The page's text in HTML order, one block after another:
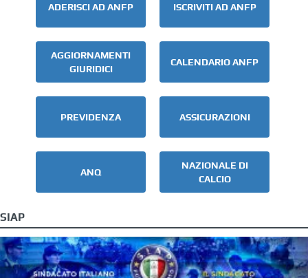
ADERISCI AD ANFP ISCRIVITI AD ANFP
AGGIORNAMENTI
GIURIDICI
CALENDARIO ANFP
PREVIDENZA ASSICURAZIONI
ANQ
NAZIONALE DI
CALCIO
SIAP